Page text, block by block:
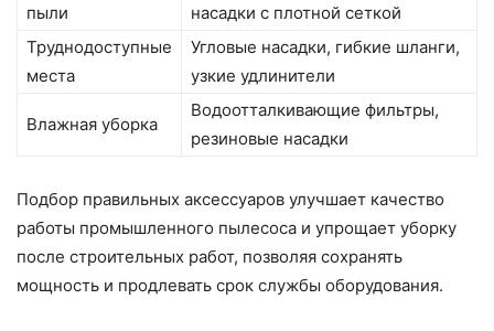
пыли
насадки с плотной сеткой
Труднодоступные
места
Угловые насадки, гибкие шланги,
узкие удлинители
Влажная уборка
Водоотталкивающие фильтры,
резиновые насадки
Подбор правильных аксессуаров улучшает качество
работы промышленного пылесоса и упрощает уборку
после строительных работ, позволяя сохранять
мощность и продлевать срок службы оборудования.